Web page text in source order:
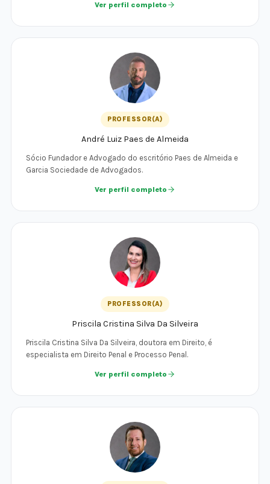
Ver perfil completo
PROFESSOR(A)
André Luiz Paes de Almeida
Sócio Fundador e Advogado do escritório Paes de Almeida e
Garcia Sociedade de Advogados.
Ver perfil completo
PROFESSOR(A)
Priscila Cristina Silva Da Silveira
Priscila Cristina Silva Da Silveira, doutora em Direito, é
especialista em Direito Penal e Processo Penal.
Ver perfil completo